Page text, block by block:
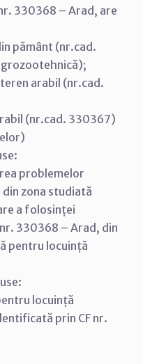
330368 – Arad, are
pământ (nr.cad.
arabil (nr.cad.
(nr.cad. 330367)
problemelor
zona studiată
a folosinței
330368 – Arad, din
pentru locuință
locuință
prin CF nr.